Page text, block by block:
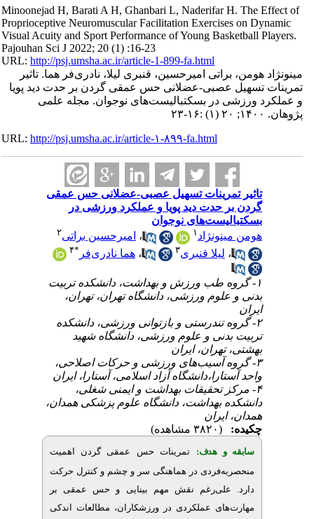
Minoonejad H, Barati A H, Ghanbari L,
Proprioceptive Neuromuscular Facilitation
Visual Acuity and Sport Performance of Young
Pajouhan Sci J 2022; 20 (1) :16-23
URL:http://psj.umsha.ac.ir/article-1-899-fa.html
امیرحسین، قنبری لیلا، نادری‌فر هما. تاثیر
عضلانی حس عمقی گردن بر حدت دید پویا
بسکتبالیست‌های نوجوان. مجله علمی
URL:http://psj.umsha.ac.ir/article-۱-۸۹۹-fa.html
تسهیل عصبی-عضلانی حس عمقی
دید پویا و عملکرد ورزشی در
نوجوان
،امیرحسین براتی۲
، هما نادری‌فر*۴
طب ورزش و بهداشت، دانشکده تربیت
ورزشی، دانشگاه تهران، تهران،
تندرستی و بازتوانی ورزشی، دانشکده
و علوم ورزشی، دانشگاه شهید
ایران
آسیب‌های ورزشی و حرکات اصلاحی،
آزاد اسلامی، آستارا، ایران
تحقیقات بهداشت و ایمنی شغلی،
بهداشت، دانشگاه علوم پزشکی همدان،
تمرینات حس عمقی گردن اهمیت
در هماهنگی سر و چشم و کنترل حرکت
نقش مهم بینایی و حس عمقی بر
عملکردی در ورزشکاران، مطالعات اندکی